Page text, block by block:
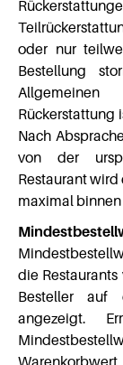
oder nur
Bestellung
Rückerstattung
Nach
von der
Restaurant
maximal binnen
die
Besteller auf
angezeigt.